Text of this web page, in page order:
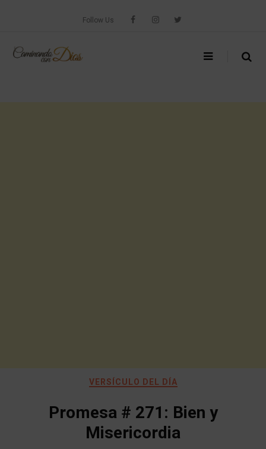
Follow Us
VERSÍCULO DEL DÍA
Promesa # 271: Bien y
Misericordia